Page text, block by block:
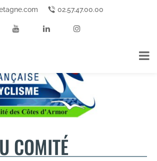
02.57.47.00.00
CD22
COMITÉ